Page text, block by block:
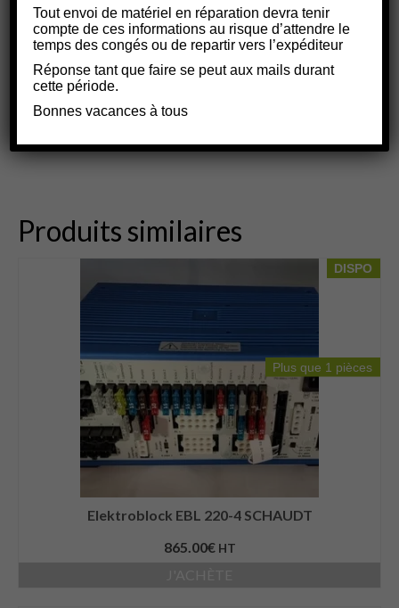
La distribution complète 12 V
La protection des circuits 12 V
J’aime ça :
Produits similaires
Plus que 1 pièces
DISPO
Elektroblock EBL 220-4 SCHAUDT
865.00€ HT
Tout envoi de matériel en réparation devra tenir
compte de ces informations au risque d’attendre le
temps des congés ou de repartir vers l’expéditeur
Réponse tant que faire se peut aux mails durant
cette période.
Bonnes vacances à tous